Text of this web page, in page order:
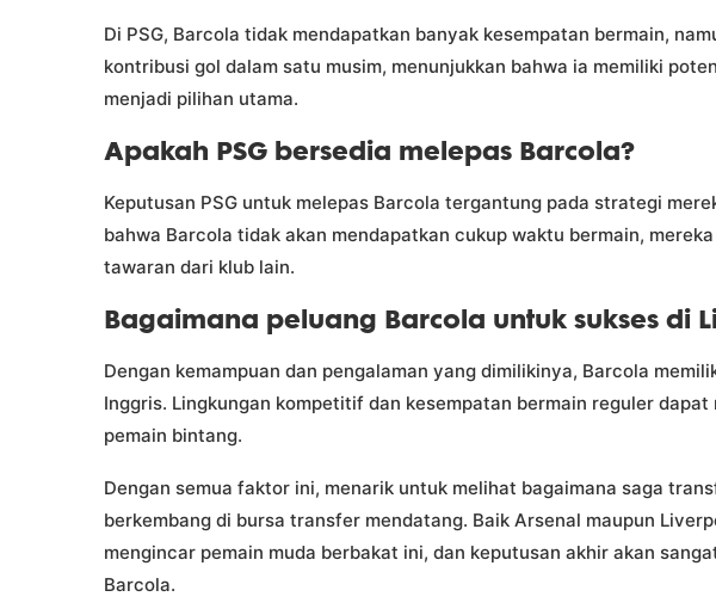
Di PSG, Barcola tidak mendapatkan banyak kesempatan bermain,
kontribusi gol dalam satu musim, menunjukkan bahwa ia memiliki
menjadi pilihan utama.
Apakah PSG bersedia melepas Barcola?
Keputusan PSG untuk melepas Barcola tergantung pada strategi
bahwa Barcola tidak akan mendapatkan cukup waktu bermain,
tawaran dari klub lain.
Bagaimana peluang Barcola untuk sukses di
Dengan kemampuan dan pengalaman yang dimilikinya, Barcola
Inggris. Lingkungan kompetitif dan kesempatan bermain reguler
pemain bintang.
Dengan semua faktor ini, menarik untuk melihat bagaimana saga
berkembang di bursa transfer mendatang. Baik Arsenal maupun
mengincar pemain muda berbakat ini, dan keputusan akhir akan
Barcola.